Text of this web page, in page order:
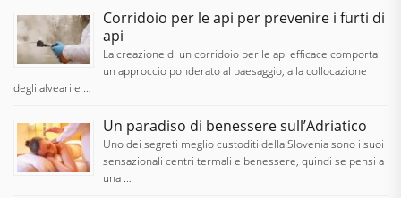
Corridoio per le api per prevenire i furti di
api
La creazione di un corridoio per le api efficace comporta
un approccio ponderato al paesaggio, alla collocazione
degli alveari e …
Un paradiso di benessere sull’Adriatico
Uno dei segreti meglio custoditi della Slovenia sono i suoi
sensazionali centri termali e benessere, quindi se pensi a
una …